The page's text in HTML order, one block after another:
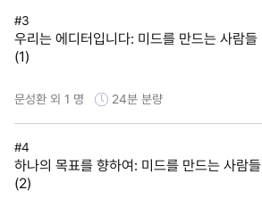
#3
우리는 에디터입니다: 미드를 만드는 사람들
(1)
문성환 외 1 명 24분 분량
#4
하나의 목표를 향하여: 미드를 만드는 사람들
(2)